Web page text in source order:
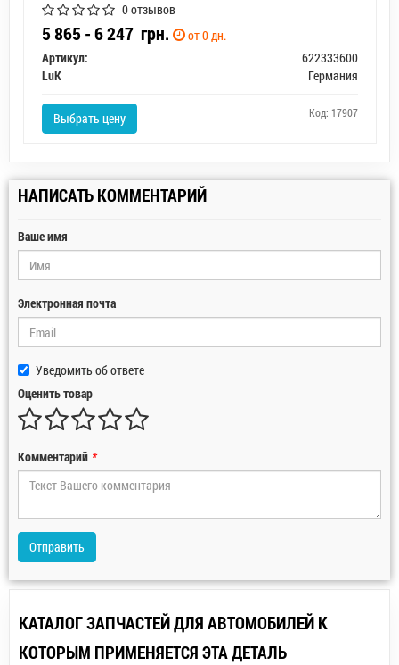
0 отзывов
5 865 - 6 247 грн.
от 0 дн.
Артикул:
622333600
LuK
Германия
Выбрать цену Код: 17907
НАПИСАТЬ КОММЕНТАРИЙ
Ваше имя
Электронная почта
Уведомить об ответе
Оценить товар
Комментарий *
Отправить
КАТАЛОГ ЗАПЧАСТЕЙ ДЛЯ АВТОМОБИЛЕЙ К
КОТОРЫМ ПРИМЕНЯЕТСЯ ЭТА ДЕТАЛЬ